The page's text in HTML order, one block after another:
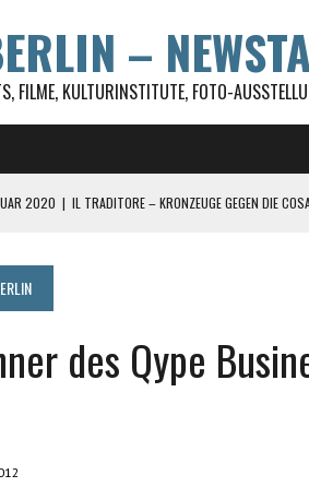
–
FILME, KULTURINSTITUTE, FOTO-
2020 | IL TRADITORE – KRONZEUGE GEGEN DIE
AUF DEM SPIRIT OF ISTANBUL FESTIVAL
IN BERLIN-MITTE
des Qype